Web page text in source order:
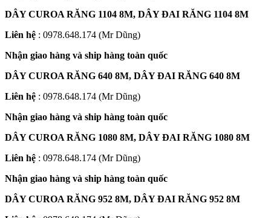
DÂY CUROA RĂNG 1104 8M, DÂY ĐAI RĂNG 1104 8M
Liên hệ : 0978.648.174 (Mr Dũng)
Nhận giao hàng và ship hàng toàn quốc
DÂY CUROA RĂNG 640 8M, DÂY ĐAI RĂNG 640 8M
Liên hệ : 0978.648.174 (Mr Dũng)
Nhận giao hàng và ship hàng toàn quốc
DÂY CUROA RĂNG 1080 8M, DÂY ĐAI RĂNG 1080 8M
Liên hệ : 0978.648.174 (Mr Dũng)
Nhận giao hàng và ship hàng toàn quốc
DÂY CUROA RĂNG 952 8M, DÂY ĐAI RĂNG 952 8M